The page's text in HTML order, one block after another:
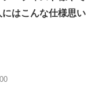
はこんな仕様思い